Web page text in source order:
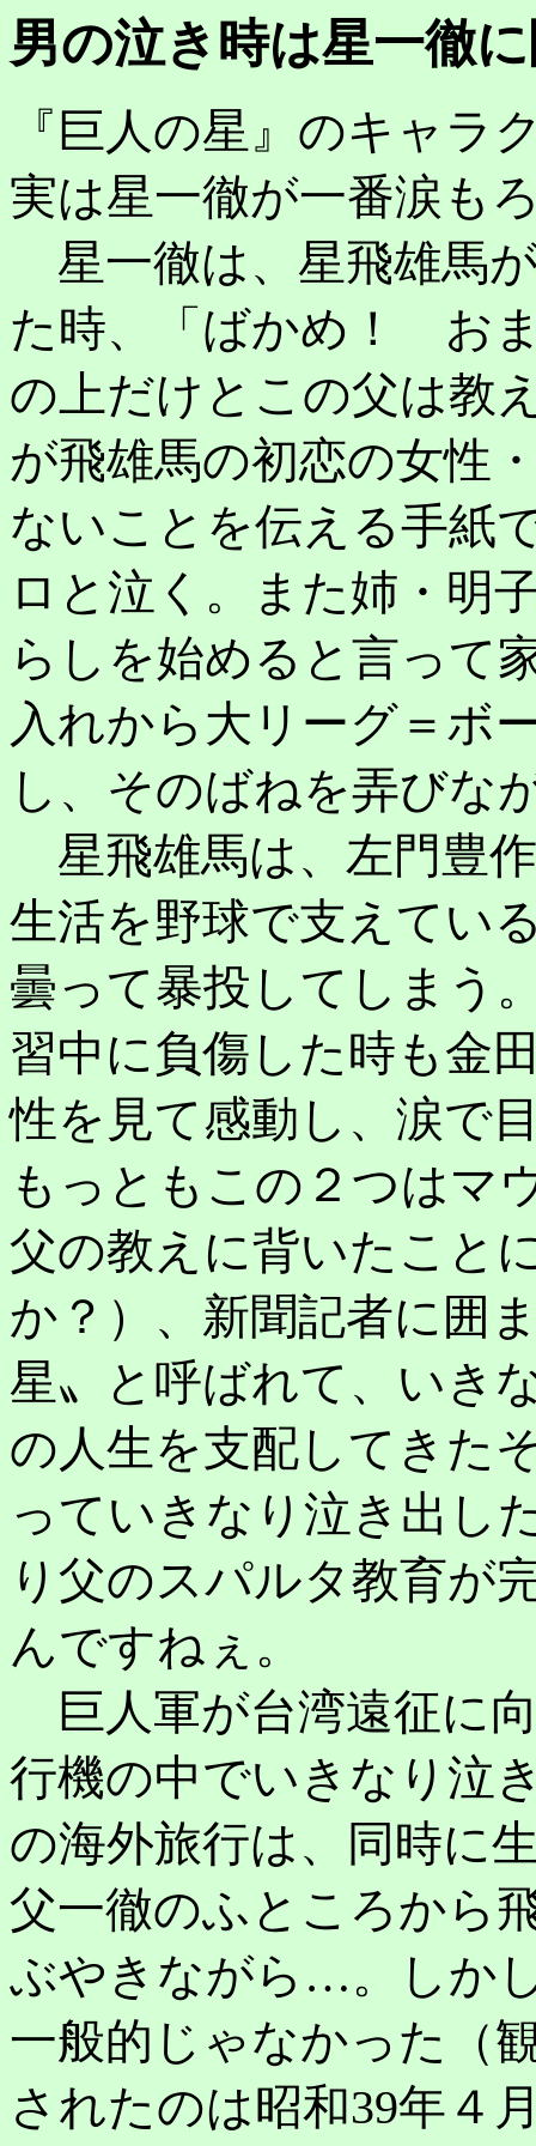
男の泣き時は星一徹
『巨人の星』のキャラ
実は星一徹が一番涙も
星一徹は、星飛雄馬
た時、「ばかめ！ お
の上だけとこの父は教
が飛雄馬の初恋の女性
ないことを伝える手紙
ロと泣く。また姉・明
らしを始めると言って
入れから大リーグ＝ボ
し、そのばねを弄びな
星飛雄馬は、左門豊
生活を野球で支えてい
曇って暴投してしまう
習中に負傷した時も金
性を見て感動し、涙で
もっともこの２つはマ
父の教えに背いたこと
か？）、新聞記者に囲
星〟と呼ばれて、いき
の人生を支配してきた
っていきなり泣き出し
り父のスパルタ教育が
んですねぇ。
巨人軍が台湾遠征に
行機の中でいきなり泣
の海外旅行は、同時に
父一徹のふところから
ぶやきながら…。しか
一般的じゃなかった（
されたのは昭和39年４